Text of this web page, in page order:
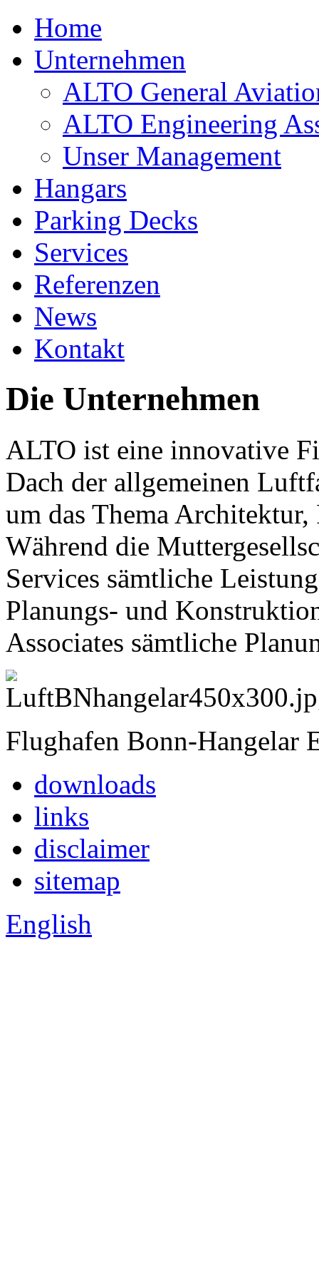
Home
Unternehmen
ALTO General
ALTO Engineering
Unser Management
Hangars
Parking Decks
Services
Referenzen
News
Kontakt
Die Unternehmen
ALTO ist eine innovative
Dach der allgemeinen
um das Thema
Während die
Services sämtliche
Planungs- und
Associates sämtliche
Flughafen Bonn-Hangelar
downloads
links
disclaimer
sitemap
English